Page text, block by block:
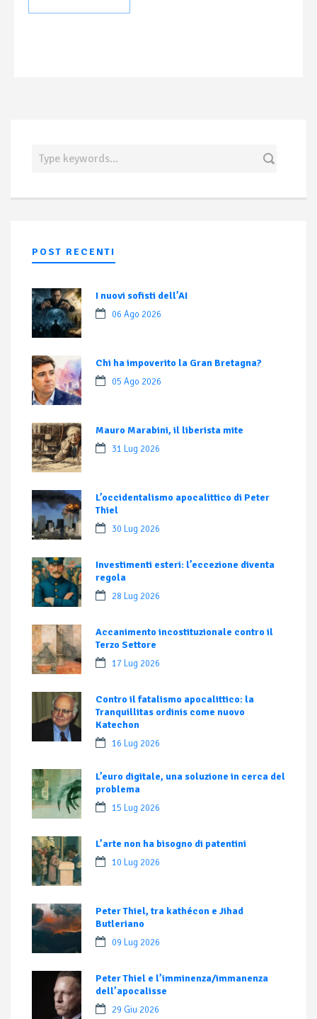
POST RECENTI
I nuovi sofisti dell’AI
06 Ago 2026
Chi ha impoverito la Gran Bretagna?
05 Ago 2026
Mauro Marabini, il liberista mite
31 Lug 2026
L’occidentalismo apocalittico di Peter
Thiel
30 Lug 2026
Investimenti esteri: l’eccezione diventa
regola
28 Lug 2026
Accanimento incostituzionale contro il
Terzo Settore
17 Lug 2026
Contro il fatalismo apocalittico: la
Tranquillitas ordinis come nuovo
Katechon
16 Lug 2026
L’euro digitale, una soluzione in cerca del
problema
15 Lug 2026
L’arte non ha bisogno di patentini
10 Lug 2026
Peter Thiel, tra kathécon e Jihad
Butleriano
09 Lug 2026
Peter Thiel e l’imminenza/immanenza
dell’apocalisse
29 Giu 2026